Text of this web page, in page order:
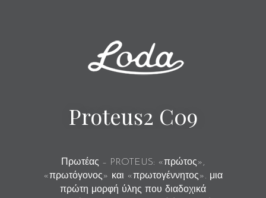
Proteus2 C09
Πρωτέας – PROTEUS: «πρώτος»,
«πρωτόγονος» και «πρωτογέννητος». μια
πρώτη μορφή ύλης που διαδοχικά